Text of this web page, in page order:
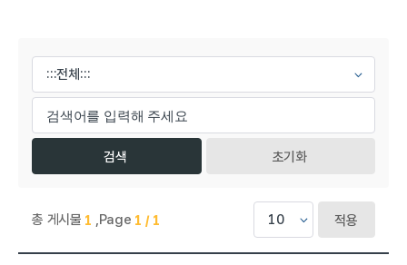
초기화
총 게시물 1 ,Page 1 / 1 적용
국민체육센터 > 공지사항 목록으로 번호, 제목, 작성자, 조회수,등